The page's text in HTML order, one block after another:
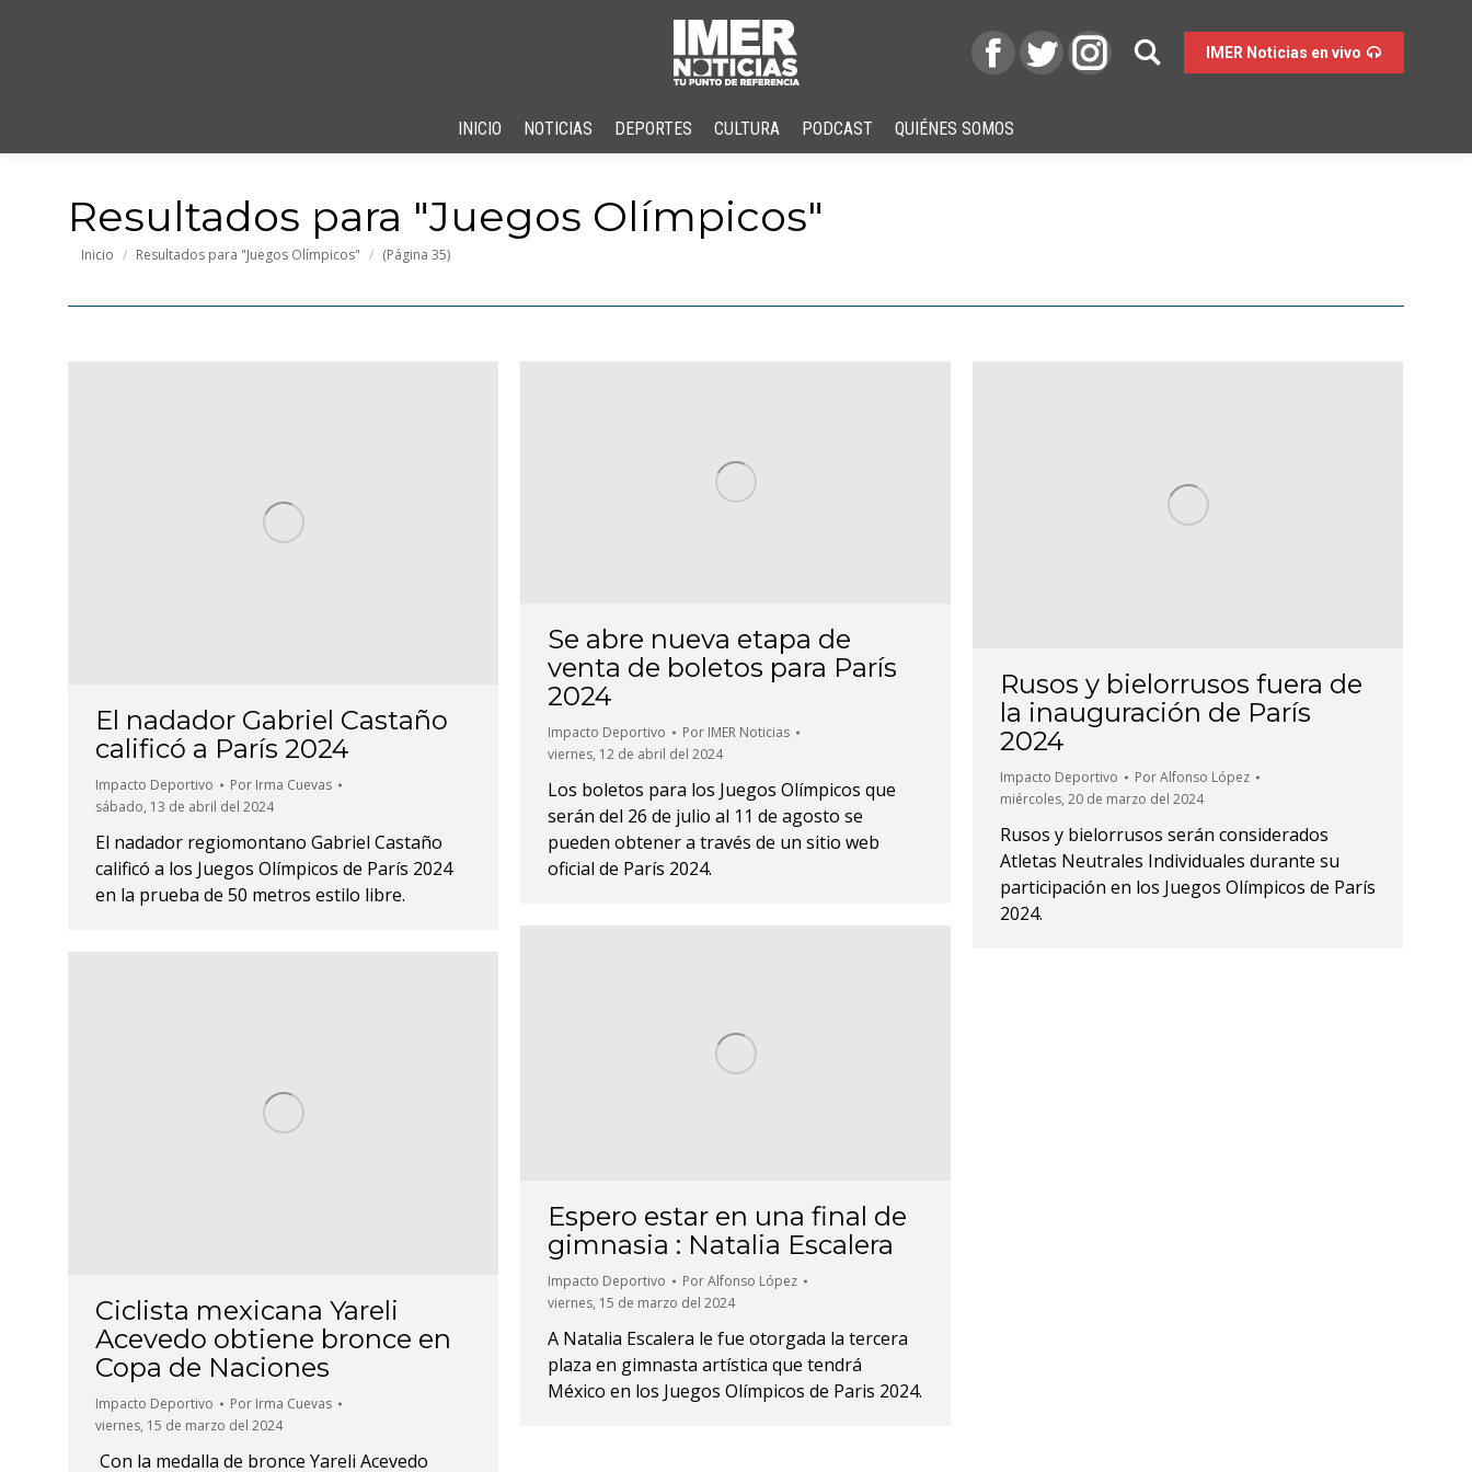
IMER Noticias en vivo
INICIO NOTICIAS DEPORTES CULTURA PODCAST QUIÉNES SOMOS
Resultados para "Juegos Olímpicos"
Estás aquí:
Inicio Resultados para "Juegos Olímpicos" (Página 35)
El nadador Gabriel Castaño
calificó a París 2024
Impacto Deportivo Por Irma Cuevas
sábado, 13 de abril del 2024
El nadador regiomontano Gabriel Castaño
calificó a los Juegos Olímpicos de París 2024
en la prueba de 50 metros estilo libre.
Se abre nueva etapa de
venta de boletos para París
2024
Impacto Deportivo Por IMER Noticias
viernes, 12 de abril del 2024
Los boletos para los Juegos Olímpicos que
serán del 26 de julio al 11 de agosto se
pueden obtener a través de un sitio web
oficial de París 2024.
Rusos y bielorrusos fuera de
la inauguración de París
2024
Impacto Deportivo PorAlfonso López
miércoles, 20 de marzo del 2024
Rusos y bielorrusos serán considerados
Atletas Neutrales Individuales durante su
participación en los Juegos Olímpicos de París
2024.
Espero estar en una final de
gimnasia : Natalia Escalera
Impacto Deportivo PorAlfonso López
viernes, 15 de marzo del 2024
A Natalia Escalera le fue otorgada la tercera
plaza en gimnasta artística que tendrá
México en los Juegos Olímpicos de Paris 2024.
Ciclista mexicana Yareli
Acevedo obtiene bronce en
Copa de Naciones
Impacto Deportivo Por Irma Cuevas
viernes, 15 de marzo del 2024
Con la medalla de bronce Yareli Acevedo